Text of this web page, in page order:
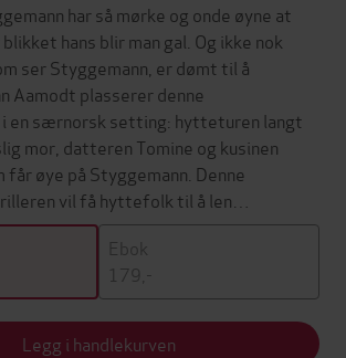
har så mørke og onde øyne at
hans blir man gal. Og ikke nok
ser Styggemann, er dømt til å
Aamodt plasserer denne
en særnorsk setting: hytteturen langt
mor, datteren Tomine og kusinen
får øye på Styggemann. Denne
vil få hyttefolk til å len…
Ebok
179,-
Legg i handlekurven